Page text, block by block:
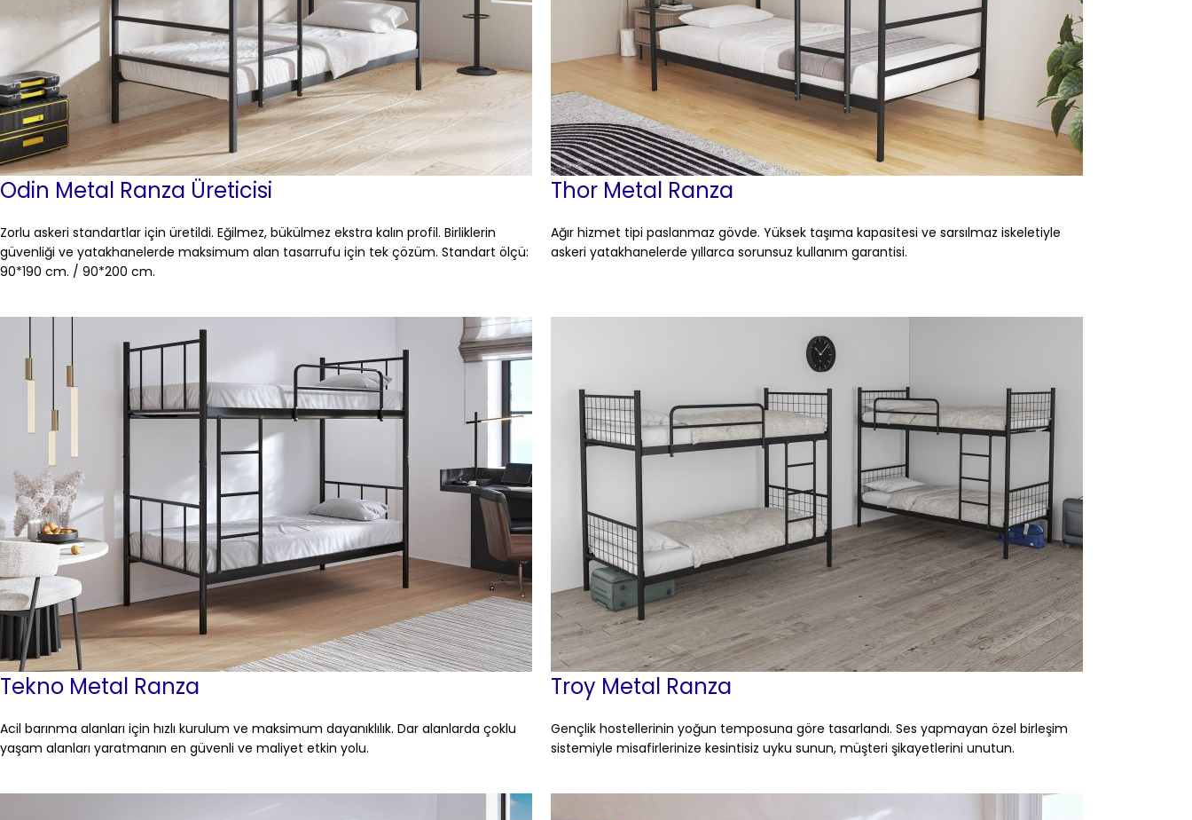
Odin Metal Ranza Üreticisi
Zorlu askeri standartlar için üretildi. Eğilmez, bükülmez ekstra kalın profil. Birliklerin
güvenliği ve yatakhanelerde maksimum alan tasarrufu için tek çözüm. Standart ölçü:
90*190 cm. / 90*200 cm.
Thor Metal Ranza
Ağır hizmet tipi paslanmaz gövde. Yüksek taşıma kapasitesi ve sarsılmaz iskeletiyle
askeri yatakhanelerde yıllarca sorunsuz kullanım garantisi.
Tekno Metal Ranza
Acil barınma alanları için hızlı kurulum ve maksimum dayanıklılık. Dar alanlarda çoklu
yaşam alanları yaratmanın en güvenli ve maliyet etkin yolu.
Troy Metal Ranza
Gençlik hostellerinin yoğun temposuna göre tasarlandı. Ses yapmayan özel birleşim
sistemiyle misafirlerinize kesintisiz uyku sunun, müşteri şikayetlerini unutun.